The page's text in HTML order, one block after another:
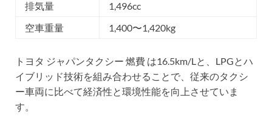
排気量
1,496cc
空車重量
1,400〜1,420kg
トヨタ ジャパンタクシー 燃費 は16.5km/Lと、LPGとハ
イブリッド技術を組み合わせることで、従来のタクシ
ー車両に比べて経済性と環境性能を向上させていま
す。